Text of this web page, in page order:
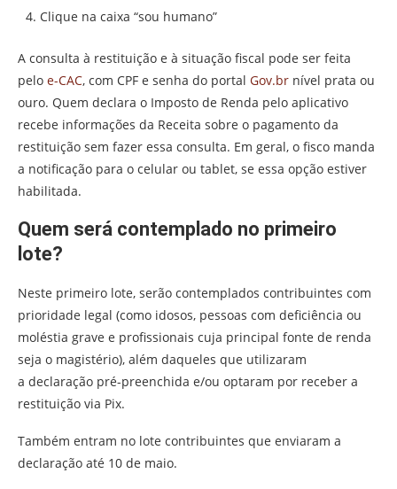
Clique na caixa “sou humano”
A consulta à restituição e à situação fiscal pode ser feita
pelo e-CAC, com CPF e senha do portal Gov.br nível prata ou
ouro. Quem declara o Imposto de Renda pelo aplicativo
recebe informações da Receita sobre o pagamento da
restituição sem fazer essa consulta. Em geral, o fisco manda
a notificação para o celular ou tablet, se essa opção estiver
habilitada.
Quem será contemplado no primeiro
lote?
Neste primeiro lote, serão contemplados contribuintes com
prioridade legal (como idosos, pessoas com deficiência ou
moléstia grave e profissionais cuja principal fonte de renda
seja o magistério), além daqueles que utilizaram
a declaração pré-preenchida e/ou optaram por receber a
restituição via Pix.
Também entram no lote contribuintes que enviaram a
declaração até 10 de maio.